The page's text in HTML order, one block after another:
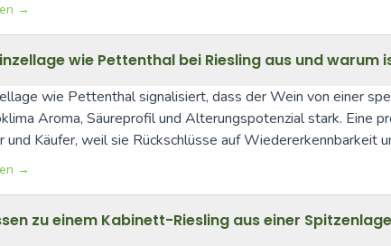
→
wie Pettenthal bei Riesling aus und
wie Pettenthal signalisiert, dass der Wein von einer
Aroma, Säureprofil und Alterungspotenzial stark. Eine
Käufer, weil sie Rückschlüsse auf Wiedererkennbarkeit
→
zu einem Kabinett-Riesling aus einer